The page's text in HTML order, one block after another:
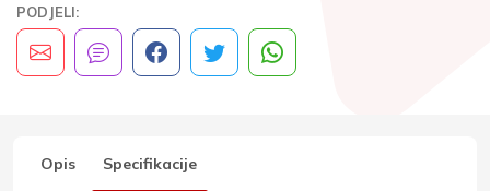
PODJELI:
Opis Specifikacije